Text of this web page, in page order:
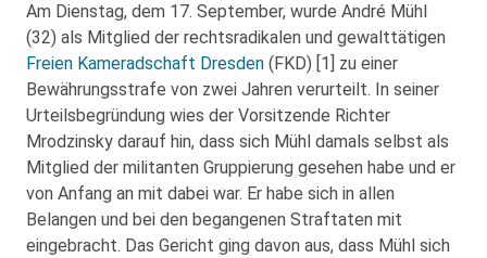
Am Dienstag, dem 17. September, wurde André Mühl
(32) als Mitglied der rechtsradikalen und gewalttätigen
Freien Kameradschaft Dresden (FKD) [1] zu einer
Bewährungsstrafe von zwei Jahren verurteilt. In seiner
Urteilsbegründung wies der Vorsitzende Richter
Mrodzinsky darauf hin, dass sich Mühl damals selbst als
Mitglied der militanten Gruppierung gesehen habe und er
von Anfang an mit dabei war. Er habe sich in allen
Belangen und bei den begangenen Straftaten mit
eingebracht. Das Gericht ging davon aus, dass Mühl sich